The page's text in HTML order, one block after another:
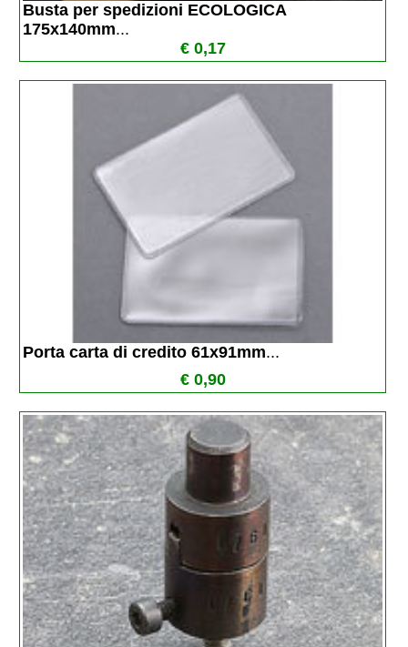
Busta per spedizioni ECOLOGICA
175x140mm...
€ 0,17
Porta carta di credito 61x91mm...
€ 0,90